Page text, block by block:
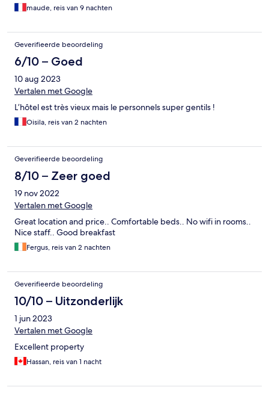
maude, reis van 9 nachten
Geverifieerde beoordeling
6/10 – Goed
10 aug 2023
Vertalen met Google
L’hôtel est très vieux mais le personnels super gentils !
Oisila, reis van 2 nachten
Geverifieerde beoordeling
8/10 – Zeer goed
19 nov 2022
Vertalen met Google
Great location and price.. Comfortable beds.. No wifi in rooms..
Nice staff.. Good breakfast
Fergus, reis van 2 nachten
Geverifieerde beoordeling
10/10 – Uitzonderlijk
1 jun 2023
Vertalen met Google
Excellent property
Hassan, reis van 1 nacht